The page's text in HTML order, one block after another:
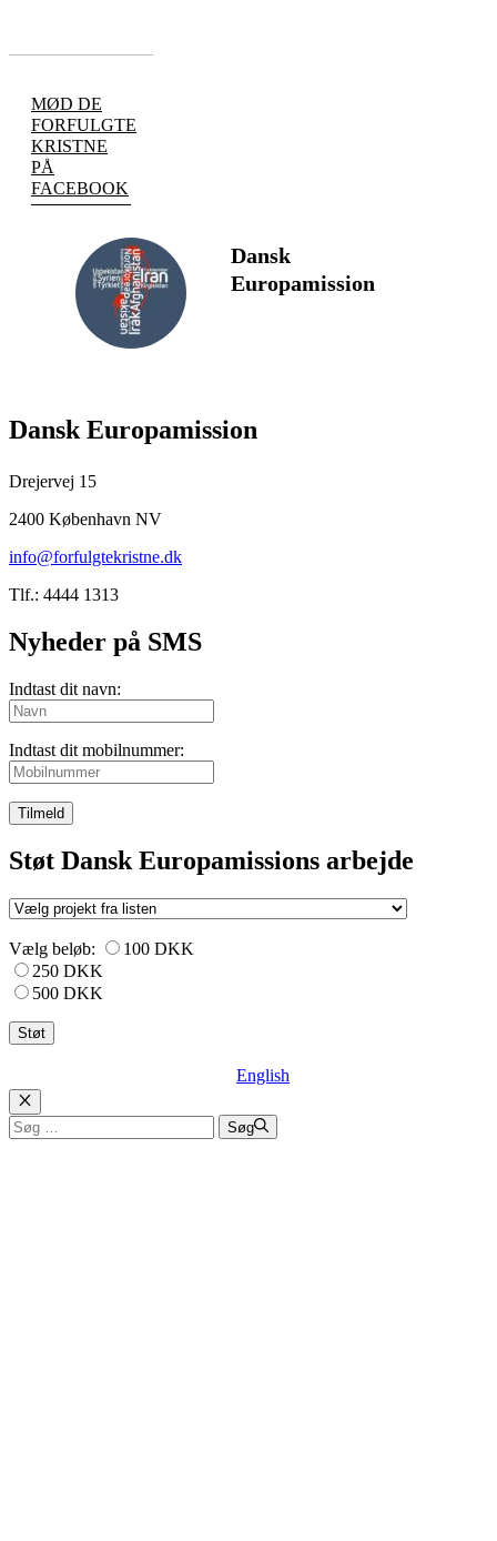
MØD DE
FORFULGTE
KRISTNE
PÅ
FACEBOOK
Dansk
Europamission
Dansk Europamission
Drejervej 15
2400 København NV
info@forfulgtekristne.dk
Tlf.: 4444 1313
Nyheder på SMS
Indtast dit navn:
Indtast dit mobilnummer:
Tilmeld
Støt Dansk Europamissions arbejde
Vælg beløb:
100 DKK
250 DKK
500 DKK
English
Luk
Søg
efter:
Søg